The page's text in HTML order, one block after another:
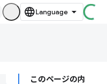
このページの内